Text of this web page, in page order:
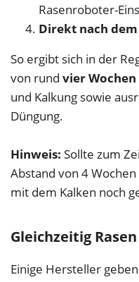
Rasenroboter-
Direkt nach
So ergibt sich in der
von rund vier Wochen
und Kalkung sowie
Düngung.
Hinweis: Sollte zum
Abstand von 4
mit dem Kalken noch
Gleichzeitig
Einige Hersteller